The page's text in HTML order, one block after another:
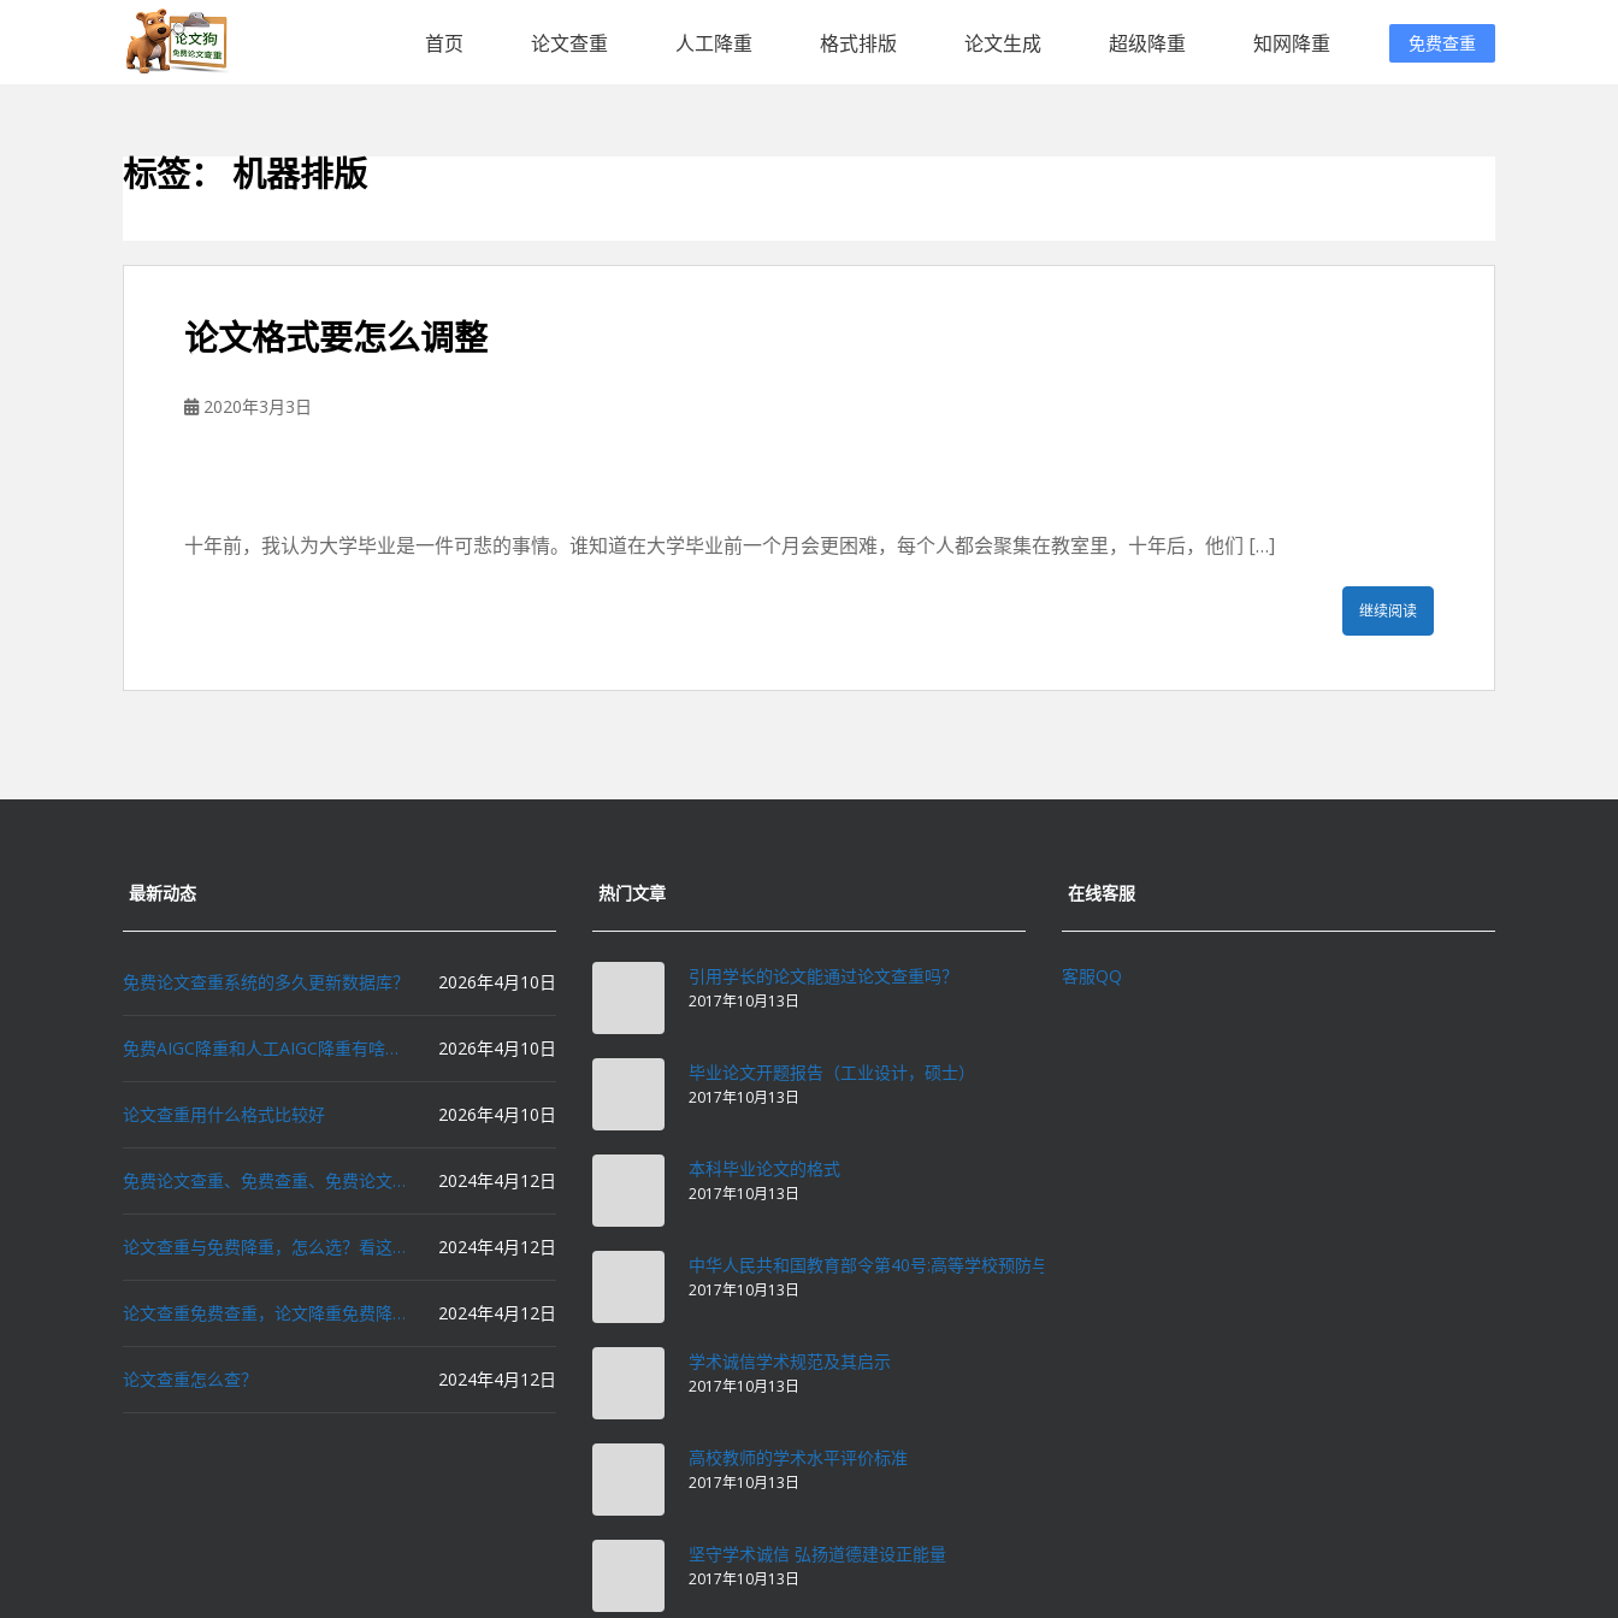
首页 论文查重 人工降重 格式排版 论文生成 超级降重 知网降重 免费查重
标签： 机器排版
论文格式要怎么调整
2020年3月3日
十年前，我认为大学毕业是一件可悲的事情。谁知道在大学毕业前一个月会更困难，每个人都会聚集在教室里，十年后，他们 […]
继续阅读
最新动态
免费论文查重系统的多久更新数据库？ 2026年4月10日
免费AIGC降重和人工AIGC降重有啥区别？ 2026年4月10日
论文查重用什么格式比较好 2026年4月10日
免费论文查重、免费查重、免费论文降重、免费降重、智能降重、一键降重、降低AIGC写作率、AI写论文，这些名词你了解吗？ 2024年4月12日
论文查重与免费降重，怎么选？看这里就对了！ 2024年4月12日
论文查重免费查重，论文降重免费降重，机器降重，人工降重，降低AIGC写作率，ai写论文，都要选论文狗和paperdog以及文思慧达！ 2024年4月12日
论文查重怎么查？ 2024年4月12日
热门文章
引用学长的论文能通过论文查重吗？
2017年10月13日
毕业论文开题报告（工业设计，硕士）
2017年10月13日
本科毕业论文的格式
2017年10月13日
中华人民共和国教育部令第40号:高等学校预防与处理学术不端行为办法
2017年10月13日
学术诚信学术规范及其启示
2017年10月13日
高校教师的学术水平评价标准
2017年10月13日
坚守学术诚信 弘扬道德建设正能量
2017年10月13日
在线客服
客服QQ